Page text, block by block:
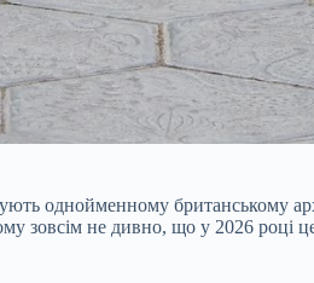
однойменному британському
зовсім не дивно, що у 2026 році